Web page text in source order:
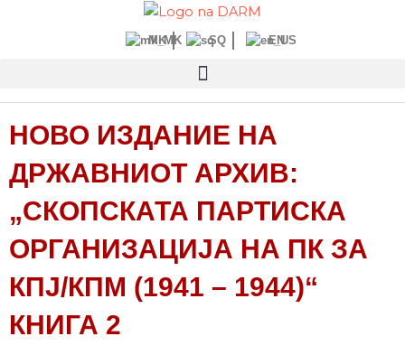
MK SQ EN
НОВО ИЗДАНИЕ НА
ДРЖАВНИОТ АРХИВ:
„СКОПСКАТА ПАРТИСКА
ОРГАНИЗАЦИЈА НА ПК ЗА
КПЈ/КПМ (1941 – 1944)“
КНИГА 2